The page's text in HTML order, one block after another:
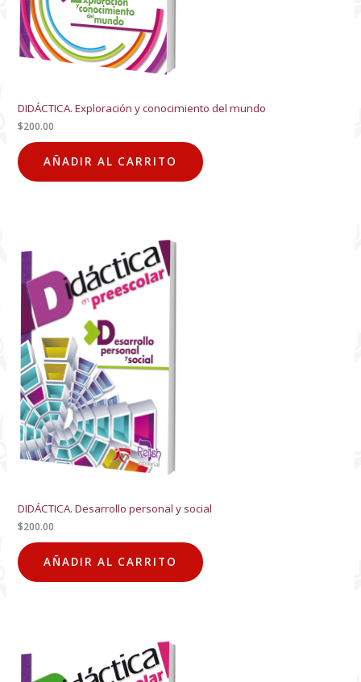
DIDÁCTICA. Exploración y conocimiento del mundo
$200.00
AÑADIR AL CARRITO
DIDÁCTICA. Desarrollo personal y social
$200.00
AÑADIR AL CARRITO